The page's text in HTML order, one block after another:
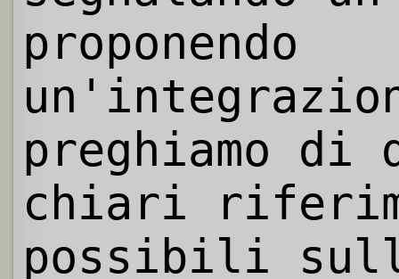
proponendo
preghiamo
chiari
possibili